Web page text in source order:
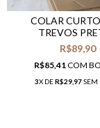
COLAR
TREVOS
R$89,90
R$85,41COM
3X DER$29,97SEM